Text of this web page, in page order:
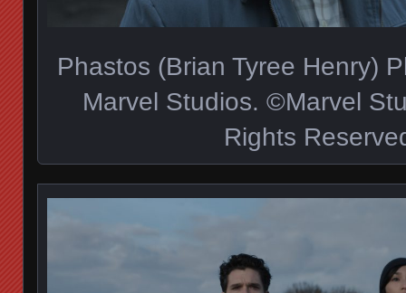
Phastos (Brian Tyree Henry)
Marvel Studios. ©Marvel
Rights